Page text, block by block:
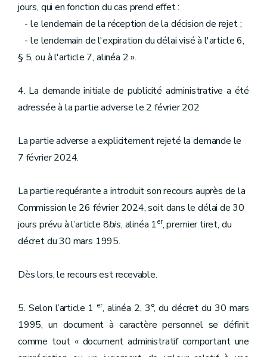
jours, qui en fonction du cas prend effet :
- le lendemain de la réception de la décision de rejet ;
- le lendemain de l'expiration du délai visé à l'article 6,
§ 5, ou à l'article 7, alinéa 2 ».
4. La demande initiale de publicité administrative a été
adressée à la partie adverse le 2 février 202
La partie adverse a explicitement rejeté la demande le
7 février 2024.
La partie requérante a introduit son recours auprès de la
Commission le 26 février 2024, soit dans le délai de 30
jours prévu à l’article 8bis, alinéa 1er, premier tiret, du
décret du 30 mars 1995.
Dès lors, le recours est recevable.
5. Selon l’article 1 er, alinéa 2, 3°, du décret du 30 mars
1995, un document à caractère personnel se définit
comme tout « document administratif comportant une